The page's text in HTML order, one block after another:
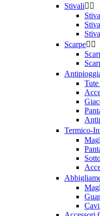
Stivali 
Scarpe 
Termico-